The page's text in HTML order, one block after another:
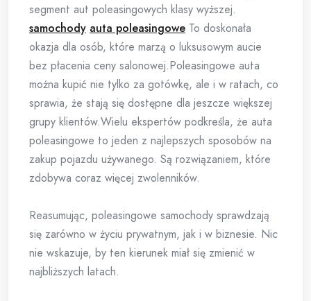
segment aut poleasingowych klasy wyższej.
samochody auta poleasingowe To doskonała
okazja dla osób, które marzą o luksusowym aucie
bez płacenia ceny salonowej.Poleasingowe auta
można kupić nie tylko za gotówkę, ale i w ratach, co
sprawia, że stają się dostępne dla jeszcze większej
grupy klientów.Wielu ekspertów podkreśla, że auta
poleasingowe to jeden z najlepszych sposobów na
zakup pojazdu używanego. Są rozwiązaniem, które
zdobywa coraz więcej zwolenników.
Reasumując, poleasingowe samochody sprawdzają
się zarówno w życiu prywatnym, jak i w biznesie. Nic
nie wskazuje, by ten kierunek miał się zmienić w
najbliższych latach.